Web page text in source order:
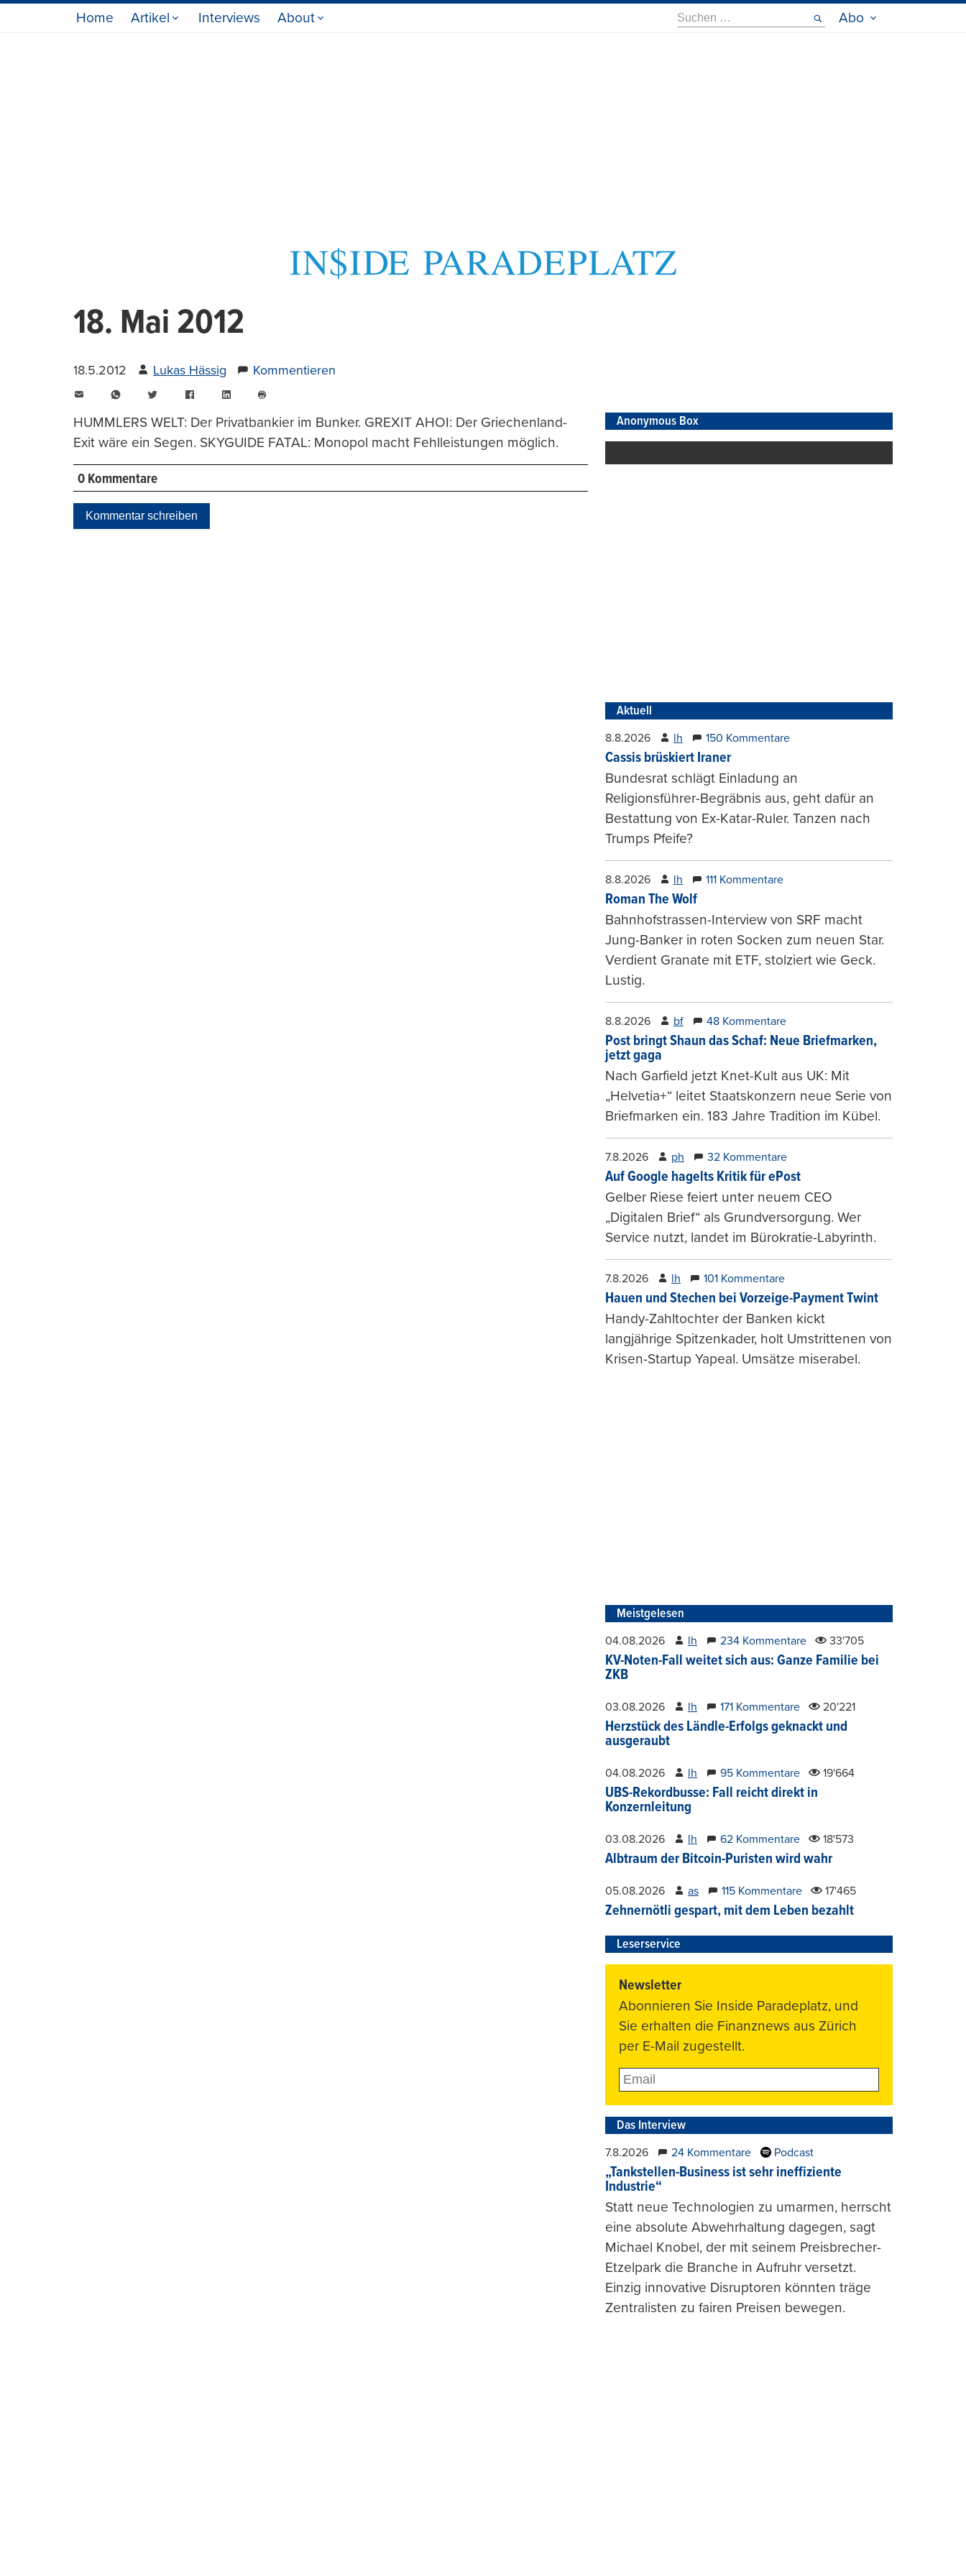
Home Artikel Interviews About
Suche
nach:
Abo
18. Mai 2012
18.5.2012 Lukas Hässig Kommentieren
WhatsAppTwitter FacebookLinkedIn
drucken
HUMMLERS WELT: Der Privatbankier im Bunker. GREXIT AHOI: Der Griechenland-
Exit wäre ein Segen. SKYGUIDE FATAL: Monopol macht Fehlleistungen möglich.
0 Kommentare
Kommentar schreiben
Anonymous Box
Aktuell
8.8.2026 lh 150 Kommentare
Cassis brüskiert Iraner
Bundesrat schlägt Einladung an
Religionsführer-Begräbnis aus, geht dafür an
Bestattung von Ex-Katar-Ruler. Tanzen nach
Trumps Pfeife?
8.8.2026 lh 111 Kommentare
Roman The Wolf
Bahnhofstrassen-Interview von SRF macht
Jung-Banker in roten Socken zum neuen Star.
Verdient Granate mit ETF, stolziert wie Geck.
Lustig.
8.8.2026 bf 48 Kommentare
Post bringt Shaun das Schaf: Neue Briefmarken,
jetzt gaga
Nach Garfield jetzt Knet-Kult aus UK: Mit
„Helvetia+“ leitet Staatskonzern neue Serie von
Briefmarken ein. 183 Jahre Tradition im Kübel.
7.8.2026 ph 32 Kommentare
Auf Google hagelts Kritik für ePost
Gelber Riese feiert unter neuem CEO
„Digitalen Brief“ als Grundversorgung. Wer
Service nutzt, landet im Bürokratie-Labyrinth.
7.8.2026 lh 101 Kommentare
Hauen und Stechen bei Vorzeige-Payment Twint
Handy-Zahltochter der Banken kickt
langjährige Spitzenkader, holt Umstrittenen von
Krisen-Startup Yapeal. Umsätze miserabel.
Meistgelesen
04.08.2026 lh 234 Kommentare 33'705
KV-Noten-Fall weitet sich aus: Ganze Familie bei
ZKB
03.08.2026 lh 171 Kommentare 20'221
Herzstück des Ländle-Erfolgs geknackt und
ausgeraubt
04.08.2026 lh 95 Kommentare 19'664
UBS-Rekordbusse: Fall reicht direkt in
Konzernleitung
03.08.2026 lh 62 Kommentare 18'573
Albtraum der Bitcoin-Puristen wird wahr
05.08.2026 as 115 Kommentare 17'465
Zehnernötli gespart, mit dem Leben bezahlt
Leserservice
Newsletter
Abonnieren Sie Inside Paradeplatz, und
Sie erhalten die Finanznews aus Zürich
per E-Mail zugestellt.
Das Interview
7.8.2026 24 Kommentare Podcast
„Tankstellen-Business ist sehr ineffiziente
Industrie“
Statt neue Technologien zu umarmen, herrscht
eine absolute Abwehrhaltung dagegen, sagt
Michael Knobel, der mit seinem Preisbrecher-
Etzelpark die Branche in Aufruhr versetzt.
Einzig innovative Disruptoren könnten träge
Zentralisten zu fairen Preisen bewegen.